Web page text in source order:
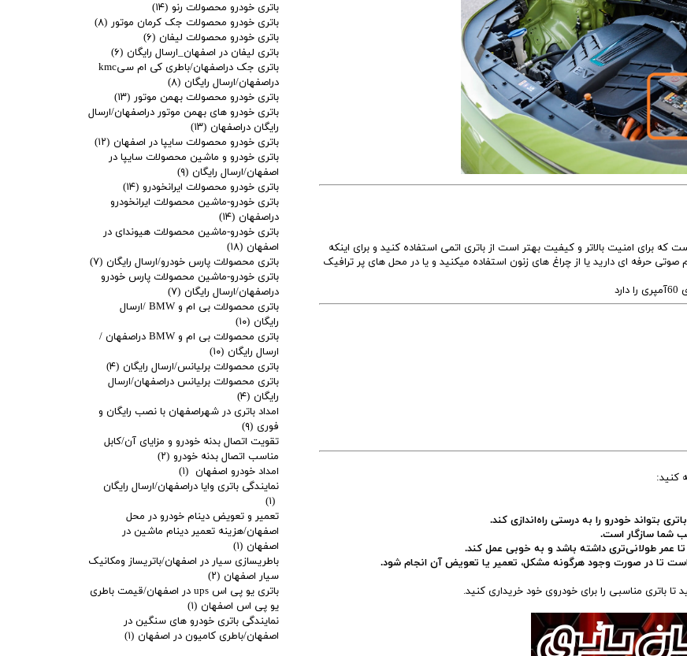
سول که کارخانه برای آن در نظر گرفته است 50 آمپر است که برای امنیت بالاتر و کیفیت بهتر است از باتری اتمی استفاده کنید و برای اینکه
صوتی حرفه ای دارید یا از چراغ های زنون استفاده میکنید و یا در محل های پر ترافیک
کنید:
بتواند خودرو را به درستی راه‌اندازی کند.
شما سازگار است.
تا عمر طولانی‌تری داشته باشد و به خوبی عمل کند.
است تا در صورت وجود هرگونه مشکل، تعمیر یا تعویض آن انجام شود.
باتری مناسبی را برای خودروی خود خریداری کنید.
باتری خودرو محصولات رنو (۱۴)
باتری خودرو محصولات جک کرمان موتور (۸)
باتری خودرو محصولات لیفان (۶)
باتری لیفان در اصفهان_ارسال رایگان (۶)
باتری جک دراصفهان/باطری کی ام سیkmc
دراصفهان/ارسال رایگان (۸)
باتری خودرو محصولات بهمن موتور (۱۳)
باتری خودرو های بهمن موتور دراصفهان/ارسال
رایگان دراصفهان (۱۳)
باتری خودرو محصولات سایپا در اصفهان (۱۲)
باتری خودرو و ماشین محصولات سایپا در
اصفهان/ارسال رایگان (۹)
باتری خودرو محصولات ایرانخودرو (۱۴)
باتری خودرو-ماشین محصولات ایرانخودرو
دراصفهان (۱۴)
باتری خودرو-ماشین محصولات هیوندای در
اصفهان (۱۸)
باتری محصولات پارس خودرو/ارسال رایگان (۷)
باتری خودرو-ماشین محصولات پارس خودرو
دراصفهان/ارسال رایگان (۷)
باتری محصولات بی ام و BMW /ارسال
رایگان (۱۰)
باتری محصولات بی ام و BMW دراصفهان /
ارسال رایگان (۱۰)
باتری محصولات برلیانس/ارسال رایگان (۴)
باتری محصولات برلیانس دراصفهان/ارسال
رایگان (۴)
امداد باتری در شهراصفهان با نصب رایگان و
فوری (۹)
تقویت اتصال بدنه خودرو و مزایای آن/کابل
مناسب اتصال بدنه خودرو (۲)
امداد خودرو اصفهان (۱)
نمایندگی باتری وایا دراصفهان/ارسال رایگان
(۱)
تعمیر و تعویض دینام خودرو در محل
اصفهان/هزینه تعمیر دینام ماشین در
اصفهان (۱)
باطریسازی سیار در اصفهان/باتریساز ومکانیک
سیار اصفهان (۲)
باتری یو پی اس ups در اصفهان/قیمت باطری
یو پی اس اصفهان (۱)
نمایندگی باتری خودرو های سنگین در
اصفهان/باطری کامیون در اصفهان (۱)